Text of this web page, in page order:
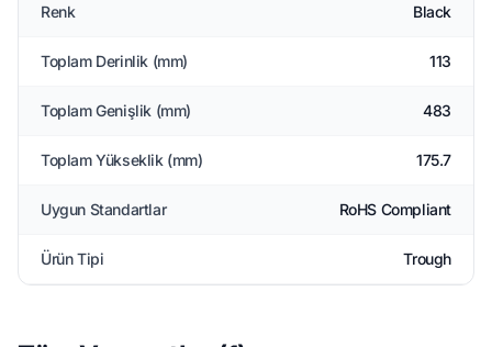
Renk Black
Toplam Derinlik (mm) 113
Toplam Genişlik (mm) 483
Toplam Yükseklik (mm) 175.7
Uygun Standartlar RoHS Compliant
Ürün Tipi Trough